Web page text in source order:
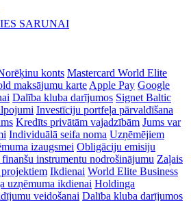
SARUNAI
konts Mastercard World Elite
maksājumu karte Apple Pay Google
Dalība kluba darījumos Signet Baltic
Investīciju portfeļa pārvaldīšana
Kredīts privātām vajadzībām Jums var
Individuālā seifa noma Uzņēmējiem
izaugsmei Obligāciju emisiju
instrumentu nodrošinājumu Zaļais
Ikdienai World Elite Business
uzņēmuma ikdienai Holdinga
veidošanai Dalība kluba darījumos